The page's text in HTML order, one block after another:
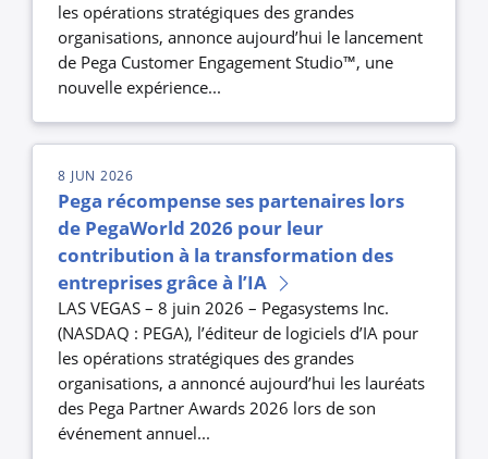
les opérations stratégiques des grandes
organisations, annonce aujourd’hui le lancement
de Pega Customer Engagement Studio™, une
nouvelle expérience...
8 JUN 2026
Pega récompense ses partenaires lors
de PegaWorld 2026 pour leur
contribution à la transformation des
entreprises grâce à l’IA
LAS VEGAS – 8 juin 2026 – Pegasystems Inc.
(NASDAQ : PEGA), l’éditeur de logiciels d’IA pour
les opérations stratégiques des grandes
organisations, a annoncé aujourd’hui les lauréats
des Pega Partner Awards 2026 lors de son
événement annuel...